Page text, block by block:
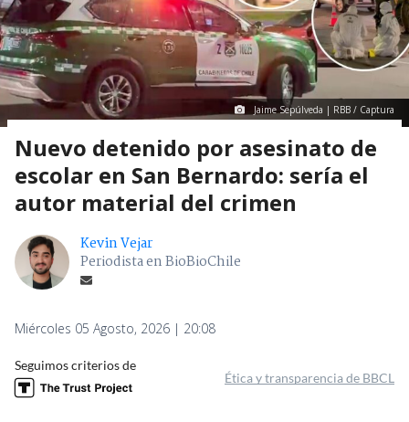
Jaime Sepúlveda | RBB / Captura
Nuevo detenido por asesinato de
escolar en San Bernardo: sería el
autor material del crimen
Kevin Vejar
Periodista en BioBioChile
Miércoles 05 Agosto, 2026 | 20:08
Seguimos criterios de
Ética y transparencia de BBCL